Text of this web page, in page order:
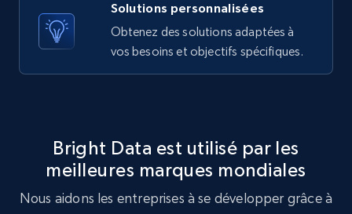
X (formerly Twitter) - Posts - Getting x
posts by array of profiles
ID, User posted, Name, Description, Date
posted, Photos, URL, Quoted post, and more.
TikTok - Profiles
Solutions personnalisées
Obtenez des solutions adaptées à
vos besoins et objectifs spécifiques.
Bright Data est utilisé par les
meilleures marques mondiales
Nous aidons les entreprises à se développer grâce à